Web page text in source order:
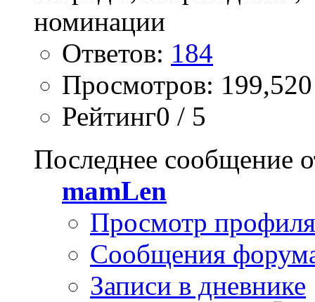
Ответов: 184
Просмотров: 199,520
Рейтинг0 / 5
Последнее сообщение
mamLen
Просмотр профиля
Сообщения
Записи в дневнике